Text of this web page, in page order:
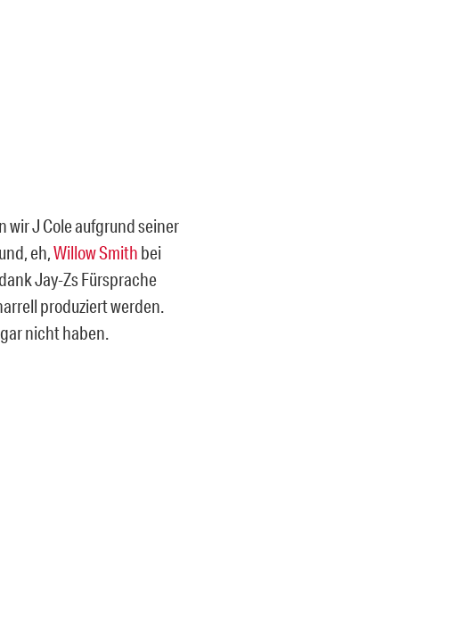
J Cole aufgrund seiner
und, eh,Willow Smith bei
Jay-Zs Fürsprache
produziert werden.
nicht haben.